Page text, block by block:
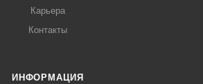
Карьера
Контакты
ИНФОРМАЦИЯ